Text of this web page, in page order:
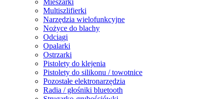
Mieszarki
Multiszlifierki
Narzędzia wielofunkcyjne
Nożyce do blachy
Odciągi
Opalarki
Ostrzarki
Pistolety do klejenia
Pistolety do silikonu / towotnice
Pozostałe elektronarzędzia
Radia / głośniki bluetooth